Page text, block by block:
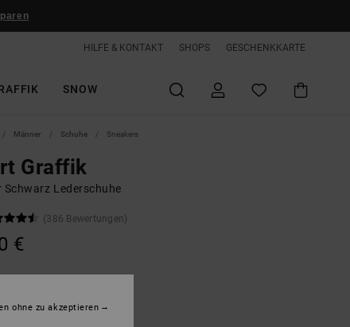
HILFE & KONTAKT SHOPS GESCHENKKARTE
SNOW
Männer Schuhe Sneakers
Graffik
Schwarz Lederschuhe
(386 Bewertungen)
€
ohne zu akzeptieren